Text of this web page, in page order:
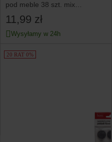
pod meble 38 szt. mix
wzorów piaskowe
11,99 zł
Wysyłamy w 24h
20 RAT 0%